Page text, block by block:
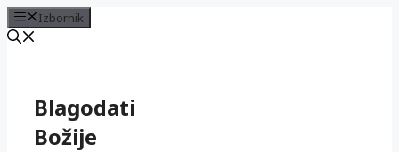
Izbornik
sadržajBlagodati
Božije